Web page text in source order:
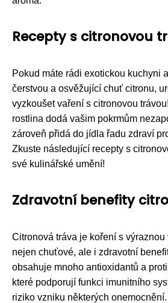
Recepty s citronovou
Pokud máte rádi exotickou kuchyni
čerstvou a osvěžující chuť citronu,
vyzkoušet vaření s citronovou
rostlina dodá vašim pokrmům
zároveň přidá do jídla řadu zdraví
Zkuste následující recepty s
své kulinářské umění!
Zdravotní benefity
Citronová tráva je koření s
nejen chuťové, ale i zdravotní
obsahuje mnoho antioxidantů a
které podporují funkci imunitního
riziko vzniku některých